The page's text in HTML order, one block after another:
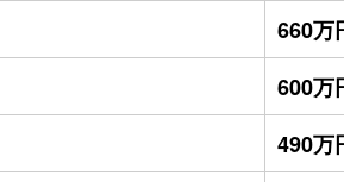
660万
600万
490万